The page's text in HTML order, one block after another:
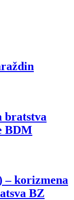
bratstva
BDM
– korizmena
BZ